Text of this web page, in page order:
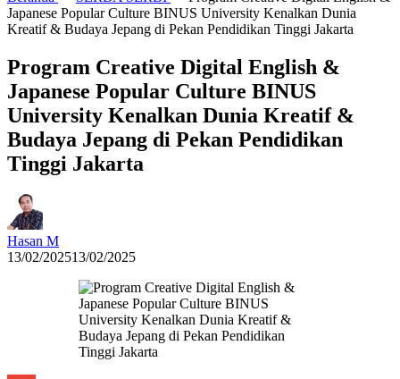
Japanese Popular Culture BINUS University Kenalkan Dunia
Kreatif & Budaya Jepang di Pekan Pendidikan Tinggi Jakarta
Program Creative Digital English &
Japanese Popular Culture BINUS
University Kenalkan Dunia Kreatif &
Budaya Jepang di Pekan Pendidikan
Tinggi Jakarta
Hasan M
13/02/202513/02/2025